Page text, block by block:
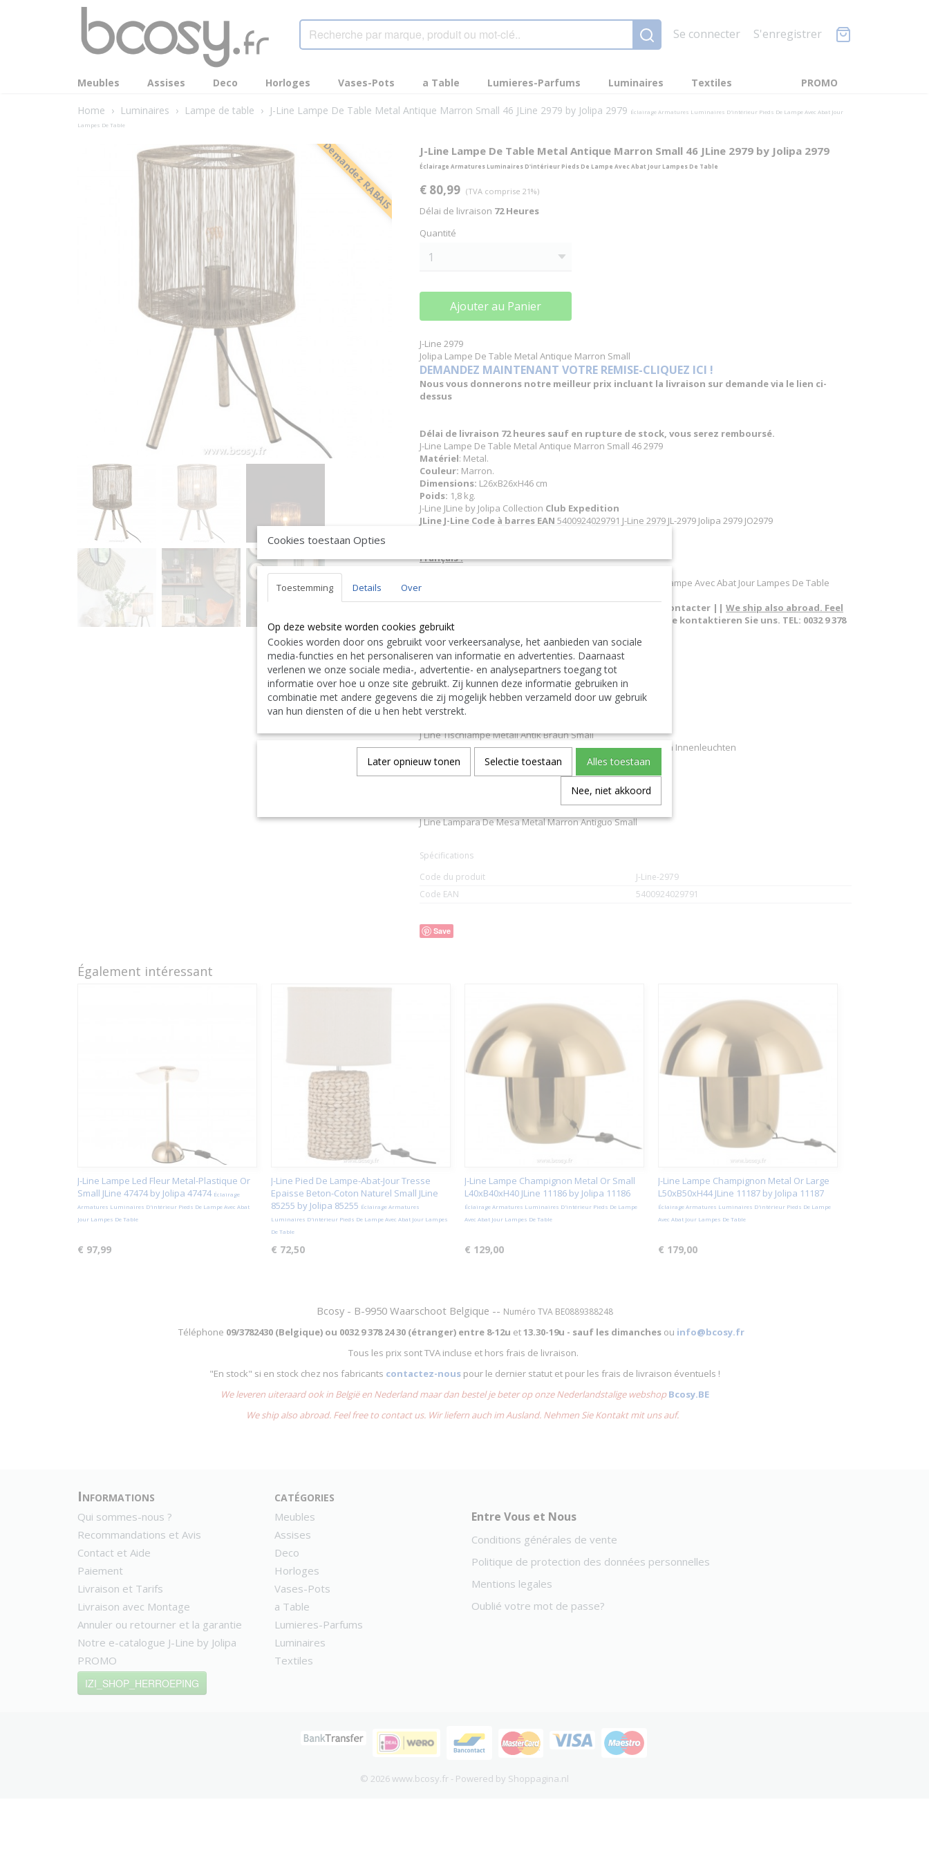
Se connecter S'enregistrer
PROMO
Meubles Assises Deco Horloges Vases-Pots a Table Lumieres-Parfums Luminaires Textiles
Home › Luminaires › Lampe de table › J-Line Lampe De Table Metal Antique Marron Small 46 JLine 2979 by Jolipa 2979 Éclairage Armatures Luminaires D'intérieur Pieds De Lampe Avec Abat Jour
Lampes De Table
Demandez RABAIS J-Line Lampe De Table Metal Antique Marron Small 46 JLine 2979 by Jolipa 2979
Éclairage Armatures Luminaires D'intérieur Pieds De Lampe Avec Abat Jour Lampes De Table
€ 80,99 (TVA comprise 21%)
Délai de livraison 72 Heures
Quantité
Ajouter au Panier
J-Line 2979
Jolipa Lampe De Table Metal Antique Marron Small
DEMANDEZ MAINTENANT VOTRE REMISE-CLIQUEZ ICI !
Nous vous donnerons notre meilleur prix incluant la livraison sur demande via le lien ci-
dessus
Délai de livraison 72 heures sauf en rupture de stock, vous serez remboursé.
J-Line Lampe De Table Metal Antique Marron Small 46 2979
Matériel: Metal.
Couleur: Marron.
Dimensions: L26xB26xH46 cm
Poids: 1,8 kg.
J-Line JLine by Jolipa Collection Club Expedition
JLine J-Line Code à barres EAN 5400924029791 J-Line 2979 JL-2979 Jolipa 2979 JO2979
Français :
J-Line Éclairage Armatures Luminaires D'intérieur Pieds De Lampe Avec Abat Jour Lampes De Table
Nous livrons aussi à l'étranger. N'hésitez pas à nous contacter || We ship also abroad. Feel
free to contact us
|| Wir liefern auch im Ausland. Bitte kontaktieren Sie uns. TEL: 0032 9 378
24 30 or
English:
J-Line by Jolipa Category: lighting table lamp
J Line Table Lamp Metal Antique Brown Small
J-Line Table Lights
Deutsch:
J Line Tischlampe Metall Antik Braun Small
J-Line Lampenfusse Mit Schirmen Tischlampen Tischleuchten Innenleuchten
Italiano:
J Line Lampada Da Tavolo Metallo Antique Marrone Small
J-Line by Jolipa Categoría: iluminación lámpara de mesa
J Line Lampara De Mesa Metal Marron Antiguo Small
Spécifications
Code du produit
J-Line-2979
Code EAN
5400924029791
Save
Également intéressant
J-Line Lampe Led Fleur Metal-Plastique Or
Small JLine 47474 by Jolipa 47474 Éclairage
Armatures Luminaires D'intérieur Pieds De Lampe Avec Abat
Jour Lampes De Table
€ 97,99
J-Line Pied De Lampe-Abat-Jour Tresse
Epaisse Beton-Coton Naturel Small JLine
85255 by Jolipa 85255 Éclairage Armatures
Luminaires D'intérieur Pieds De Lampe Avec Abat Jour Lampes
De Table
€ 72,50
J-Line Lampe Champignon Metal Or Small
L40xB40xH40 JLine 11186 by Jolipa 11186
Éclairage Armatures Luminaires D'intérieur Pieds De Lampe
Avec Abat Jour Lampes De Table
€ 129,00
J-Line Lampe Champignon Metal Or Large
L50xB50xH44 JLine 11187 by Jolipa 11187
Éclairage Armatures Luminaires D'intérieur Pieds De Lampe
Avec Abat Jour Lampes De Table
€ 179,00
Bcosy - B-9950 Waarschoot Belgique -- Numéro TVA BE0889388248
Téléphone 09/3782430 (Belgique) ou 0032 9 378 24 30 (étranger) entre 8-12u et13.30-19u - sauf les dimanches ou info@bcosy.fr
Tous les prix sont TVA incluse et hors frais de livraison.
"En stock" si en stock chez nos fabricants contactez-nouspour le dernier statut et pour les frais de livraison éventuels !
We leveren uiteraard ook in België en Nederland maar dan bestel je beter op onze Nederlandstalige webshopBcosy.BE
We ship also abroad. Feel free to contact us. Wir liefern auch im Ausland. Nehmen Sie Kontakt mit uns auf.
Informations
Qui sommes-nous ?
Recommandations et Avis
Contact et Aide
Paiement
Livraison et Tarifs
Livraison avec Montage
Annuler ou retourner et la garantie
Notre e-catalogue J-Line by Jolipa
PROMO
IZI_SHOP_HERROEPING
catégories
Meubles
Assises
Deco
Horloges
Vases-Pots
a Table
Lumieres-Parfums
Luminaires
Textiles
Entre Vous et Nous
Conditions générales de vente
Politique de protection des données personnelles
Mentions legales
Oublié votre mot de passe?
© 2026 www.bcosy.fr - Powered by Shoppagina.nl
Cookies toestaan Opties
Toestemming Details Over
Op deze website worden cookies gebruikt
Cookies worden door ons gebruikt voor verkeersanalyse, het aanbieden van sociale
media-functies en het personaliseren van informatie en advertenties. Daarnaast
verlenen we onze sociale media-, advertentie- en analysepartners toegang tot
informatie over hoe u onze site gebruikt. Zij kunnen deze informatie gebruiken in
combinatie met andere gegevens die zij mogelijk hebben verzameld door uw gebruik
van hun diensten of die u hen hebt verstrekt.
Later opnieuw tonen Selectie toestaan Alles toestaan
Nee, niet akkoord